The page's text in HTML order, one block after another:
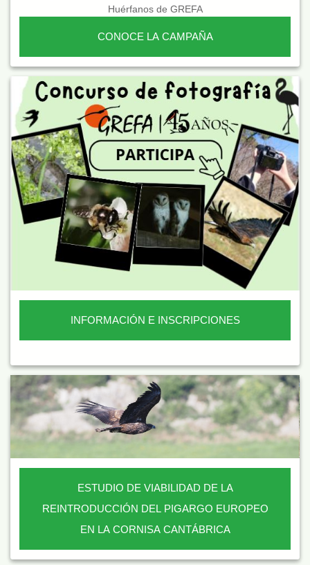
Huérfanos de GREFA
CONOCE LA CAMPAÑA
INFORMACIÓN E INSCRIPCIONES
ESTUDIO DE VIABILIDAD DE LA
REINTRODUCCIÓN DEL PIGARGO EUROPEO
EN LA CORNISA CANTÁBRICA